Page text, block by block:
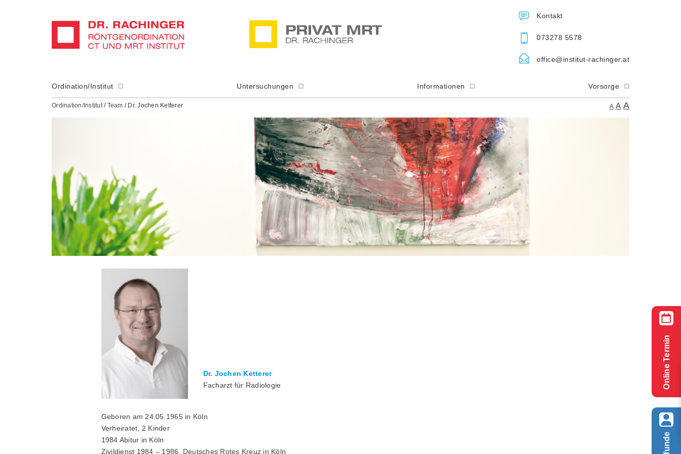
Kontakt
073278 5578
office@institut-rachinger.at
Ordination/Institut Untersuchungen Informationen Vorsorge
A A A
Ordination/Institut/ Team / Dr. Jochen Ketterer
Dr. Jochen Ketterer
Facharzt für Radiologie
Geboren am 24.05.1965 in Köln
Verheiratet, 2 Kinder
1984 Abitur in Köln
Zivildienst 1984 – 1986, Deutsches Rotes Kreuz in Köln
Online Termin